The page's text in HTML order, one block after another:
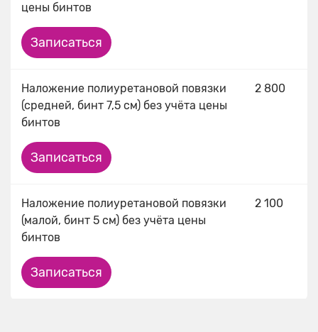
цены бинтов
Записаться
Наложение полиуретановой повязки
(средней, бинт 7,5 см) без учёта цены
бинтов
2 800
Записаться
Наложение полиуретановой повязки
(малой, бинт 5 см) без учёта цены
бинтов
2 100
Записаться